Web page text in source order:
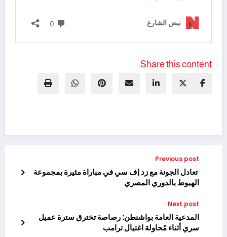
Share this content:
Previous post
تعادل الجونة مع زد إف سي في مباراة مثيرة بمجموعة
الهبوط بالدوري المصري
Next post
المدعية العامة بواشنطن: رصاصة تخترق سترة عميل
سري أثناء مُحاولة اغتيال ترامب